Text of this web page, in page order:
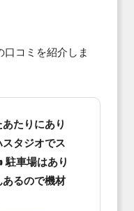
口コミを紹介しま
たりにあり
タジオでス
駐車場はあり
あるので機材